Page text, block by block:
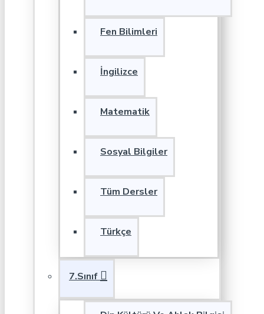
Fen Bilimleri
İngilizce
Matematik
Sosyal Bilgiler
Tüm Dersler
Türkçe
7.Sınıf